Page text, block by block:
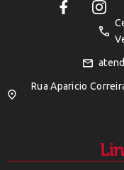
Rua Aparicio